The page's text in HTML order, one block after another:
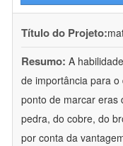
Título do Projeto:
Resumo: A
de importância para
ponto de marcar eras
pedra, do cobre, do
por conta da